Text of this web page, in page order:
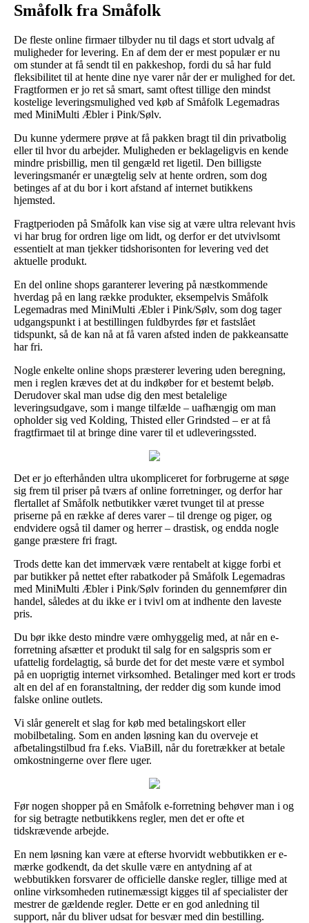
Småfolk fra Småfolk
De fleste online firmaer tilbyder nu til dags et stort udvalg af
muligheder for levering. En af dem der er mest populær er nu
om stunder at få sendt til en pakkeshop, fordi du så har fuld
fleksibilitet til at hente dine nye varer når der er mulighed for det.
Fragtformen er jo ret så smart, samt oftest tillige den mindst
kostelige leveringsmulighed ved køb af Småfolk Legemadras
med MiniMulti Æbler i Pink/Sølv.
Du kunne ydermere prøve at få pakken bragt til din privatbolig
eller til hvor du arbejder. Muligheden er beklageligvis en kende
mindre prisbillig, men til gengæld ret ligetil. Den billigste
leveringsmanér er unægtelig selv at hente ordren, som dog
betinges af at du bor i kort afstand af internet butikkens
hjemsted.
Fragtperioden på Småfolk kan vise sig at være ultra relevant hvis
vi har brug for ordren lige om lidt, og derfor er det utvivlsomt
essentielt at man tjekker tidshorisonten for levering ved det
aktuelle produkt.
En del online shops garanterer levering på næstkommende
hverdag på en lang række produkter, eksempelvis Småfolk
Legemadras med MiniMulti Æbler i Pink/Sølv, som dog tager
udgangspunkt i at bestillingen fuldbyrdes før et fastslået
tidspunkt, så de kan nå at få varen afsted inden de pakkeansatte
har fri.
Nogle enkelte online shops præsterer levering uden beregning,
men i reglen kræves det at du indkøber for et bestemt beløb.
Derudover skal man udse dig den mest betalelige
leveringsudgave, som i mange tilfælde – uafhængig om man
opholder sig ved Kolding, Thisted eller Grindsted – er at få
fragtfirmaet til at bringe dine varer til et udleveringssted.
Det er jo efterhånden ultra ukompliceret for forbrugerne at søge
sig frem til priser på tværs af online forretninger, og derfor har
flertallet af Småfolk netbutikker været tvunget til at presse
priserne på en række af deres varer – til drenge og piger, og
endvidere også til damer og herrer – drastisk, og endda nogle
gange præstere fri fragt.
Trods dette kan det immervæk være rentabelt at kigge forbi et
par butikker på nettet efter rabatkoder på Småfolk Legemadras
med MiniMulti Æbler i Pink/Sølv forinden du gennemfører din
handel, således at du ikke er i tvivl om at indhente den laveste
pris.
Du bør ikke desto mindre være omhyggelig med, at når en e-
forretning afsætter et produkt til salg for en salgspris som er
ufattelig fordelagtig, så burde det for det meste være et symbol
på en uoprigtig internet virksomhed. Betalinger med kort er trods
alt en del af en foranstaltning, der redder dig som kunde imod
falske online outlets.
Vi slår generelt et slag for køb med betalingskort eller
mobilbetaling. Som en anden løsning kan du overveje et
afbetalingstilbud fra f.eks. ViaBill, når du foretrækker at betale
omkostningerne over flere uger.
Før nogen shopper på en Småfolk e-forretning behøver man i og
for sig betragte netbutikkens regler, men det er ofte et
tidskrævende arbejde.
En nem løsning kan være at efterse hvorvidt webbutikken er e-
mærke godkendt, da det skulle være en antydning af at
webbutikken forsvarer de officielle danske regler, tillige med at
online virksomheden rutinemæssigt kigges til af specialister der
mestrer de gældende regler. Dette er en god anledning til
support, når du bliver udsat for besvær med din bestilling.